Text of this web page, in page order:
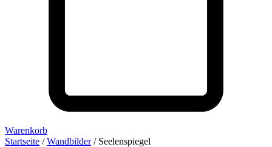
Warenkorb
Startseite /Wandbilder/ Seelenspiegel